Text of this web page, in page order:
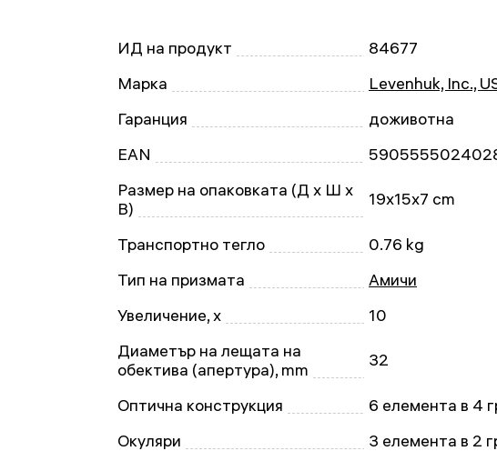
ИД на продукт
84677
Марка
Levenhuk, Inc.,
Гаранция
доживотна
EAN
Размер на опаковката (Д x Ш x
В)
19x15x7 cm
Транспортно тегло
0.76 kg
Тип на призмата
Амичи
Увеличение, x
10
Диаметър на лещата на
обектива (апертура), mm
32
Оптична конструкция
6 елемента в 4
Окуляри
3 елемента в 2